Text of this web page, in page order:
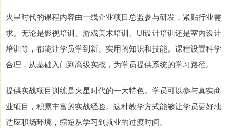
火星时代的课程内容由一线企业项目总监参与研发，紧贴行业需
求。无论是影视培训、游戏美术培训、UI设计培训还是室内设计
培训等，都能让学员学到新、实用的知识和技能。课程设置科学
合理，从基础入门到高级实战，为学员提供系统的学习路径。
提供实战项目训练是火星时代的一大特色。学员可以参与真实商
业项目，积累丰富的实战经验。这种教学方式能够让学员更好地
适应职场环境，缩短从学习到就业的过渡时间。